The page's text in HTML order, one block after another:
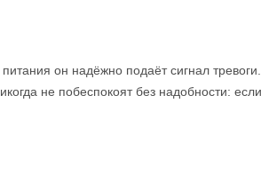
он надёжно подаёт сигнал
не побеспокоят без надобности: